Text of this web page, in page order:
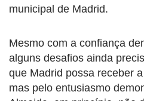
municipal de Madrid.
Mesmo com a confiança
alguns desafios ainda
que Madrid possa receber
mas pelo entusiasmo